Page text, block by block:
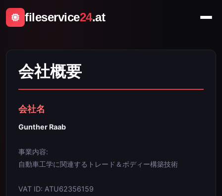
fileservice24.at
会社概要
会社名
Gunther Raab
事業内容:
自動車工学に関連するトレード＆ボディー構築技術
VAT ID: ATU62356159